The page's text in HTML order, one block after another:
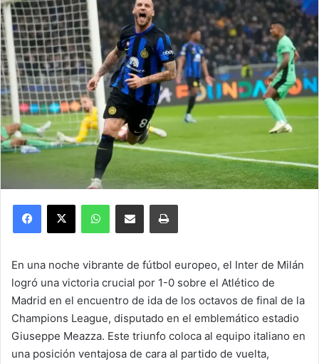
Facebook
X WhatsAppCompartir por correo electrónicoImprimir
En una noche vibrante de fútbol europeo, el Inter de Milán
logró una victoria crucial por 1-0 sobre el Atlético de
Madrid en el encuentro de ida de los octavos de final de la
Champions League, disputado en el emblemático estadio
Giuseppe Meazza. Este triunfo coloca al equipo italiano en
una posición ventajosa de cara al partido de vuelta,